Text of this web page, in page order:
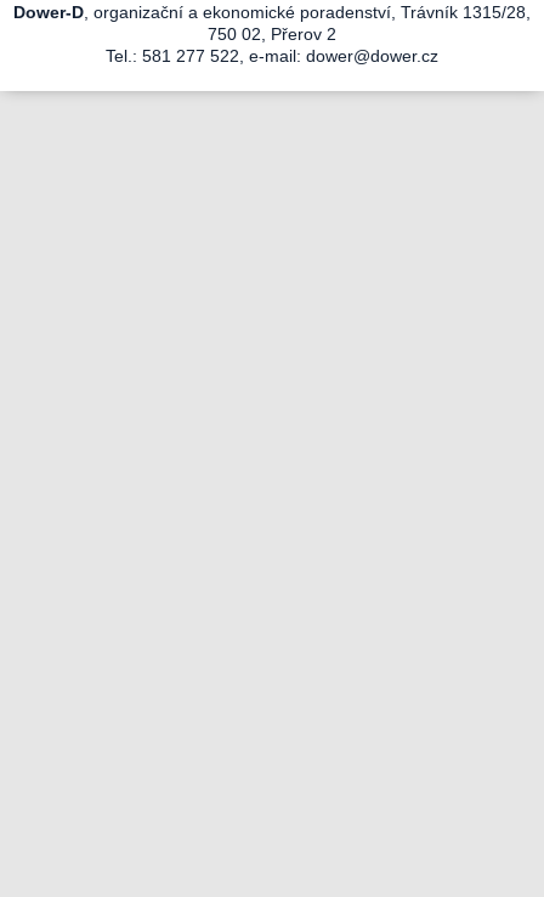
Dower-D , organizační a ekonomické poradenství, Trávník 1315/28,
750 02, Přerov 2
Tel.: 581 277 522, e-mail: dower@dower.cz